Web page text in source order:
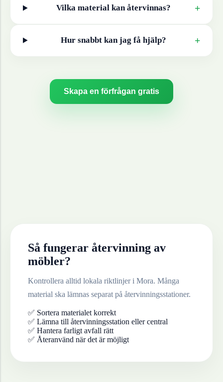
Vilka material kan återvinnas? +
Hur snabbt kan jag få hjälp? +
Skapa en förfrågan gratis
Så fungerar återvinning av
möbler?
Kontrollera alltid lokala riktlinjer i Mora. Många
material ska lämnas separat på återvinningsstationer.
✅ Sortera materialet korrekt
✅ Lämna till återvinningsstation eller central
✅ Hantera farligt avfall rätt
✅ Återanvänd när det är möjligt